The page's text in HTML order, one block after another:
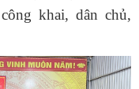
khai, dân chủ,